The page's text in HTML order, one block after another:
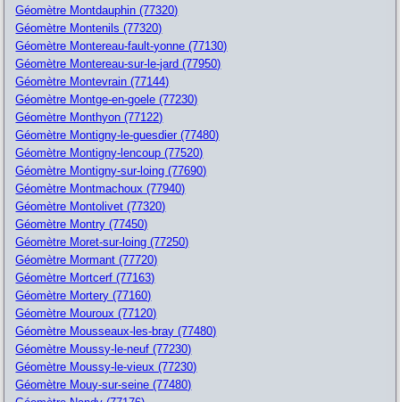
Géomètre Montdauphin (77320)
Géomètre Montenils (77320)
Géomètre Montereau-fault-yonne (77130)
Géomètre Montereau-sur-le-jard (77950)
Géomètre Montevrain (77144)
Géomètre Montge-en-goele (77230)
Géomètre Monthyon (77122)
Géomètre Montigny-le-guesdier (77480)
Géomètre Montigny-lencoup (77520)
Géomètre Montigny-sur-loing (77690)
Géomètre Montmachoux (77940)
Géomètre Montolivet (77320)
Géomètre Montry (77450)
Géomètre Moret-sur-loing (77250)
Géomètre Mormant (77720)
Géomètre Mortcerf (77163)
Géomètre Mortery (77160)
Géomètre Mouroux (77120)
Géomètre Mousseaux-les-bray (77480)
Géomètre Moussy-le-neuf (77230)
Géomètre Moussy-le-vieux (77230)
Géomètre Mouy-sur-seine (77480)